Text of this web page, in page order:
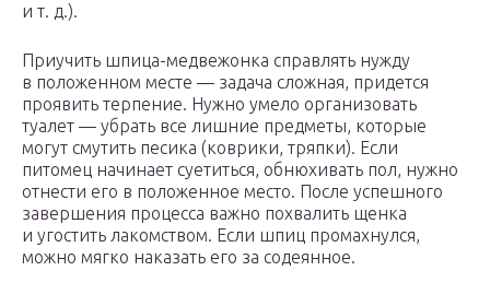
и т. д.).
Приучить шпица-медвежонка справлять нужду
в положенном месте — задача сложная, придется
проявить терпение. Нужно умело организовать
туалет — убрать все лишние предметы, которые
могут смутить песика (коврики, тряпки). Если
питомец начинает суетиться, обнюхивать пол, нужно
отнести его в положенное место. После успешного
завершения процесса важно похвалить щенка
и угостить лакомством. Если шпиц промахнулся,
можно мягко наказать его за содеянное.